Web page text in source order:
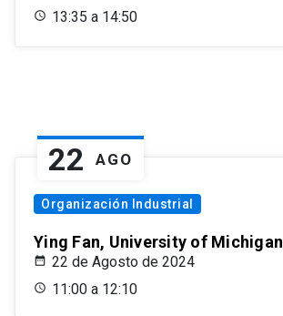
13:35 a 14:50
22 AGO
Organización Industrial
Ying Fan, University of Michigan
22 de Agosto de 2024
11:00 a 12:10